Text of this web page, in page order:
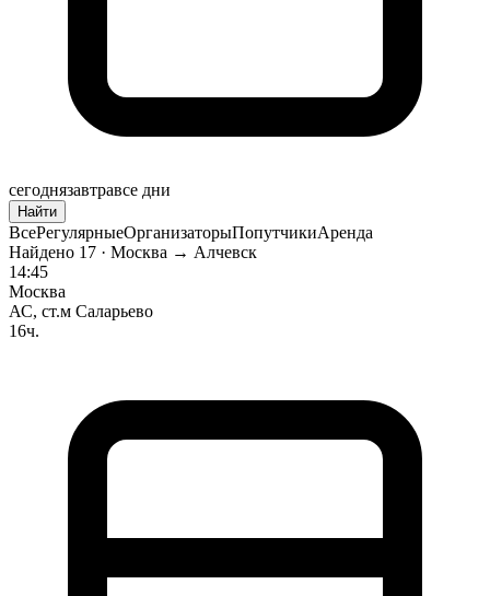
сегоднязавтравсе дни
Найти
ВсеРегулярныеОрганизаторыПопутчикиАренда
Найдено 17 · Москва → Алчевск
14:45
Москва
АС, ст.м Саларьево
16ч.